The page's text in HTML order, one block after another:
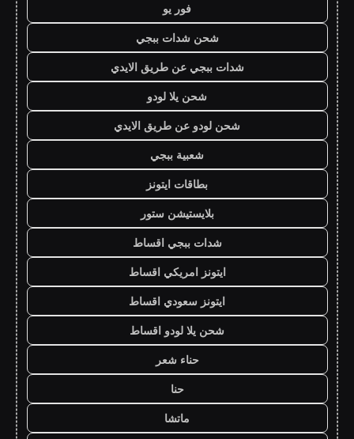
فور يو
شحن شدات ببجي
شدات ببجي عن طريق الايدي
شحن يلا لودو
شحن لودو عن طريق الايدي
شعبية ببجي
بطاقات ايتونز
بلايستيشن ستور
شدات ببجي اقساط
ايتونز امريكي اقساط
ايتونز سعودي اقساط
شحن يلا لودو اقساط
حناء شعر
حنا
ماتشا